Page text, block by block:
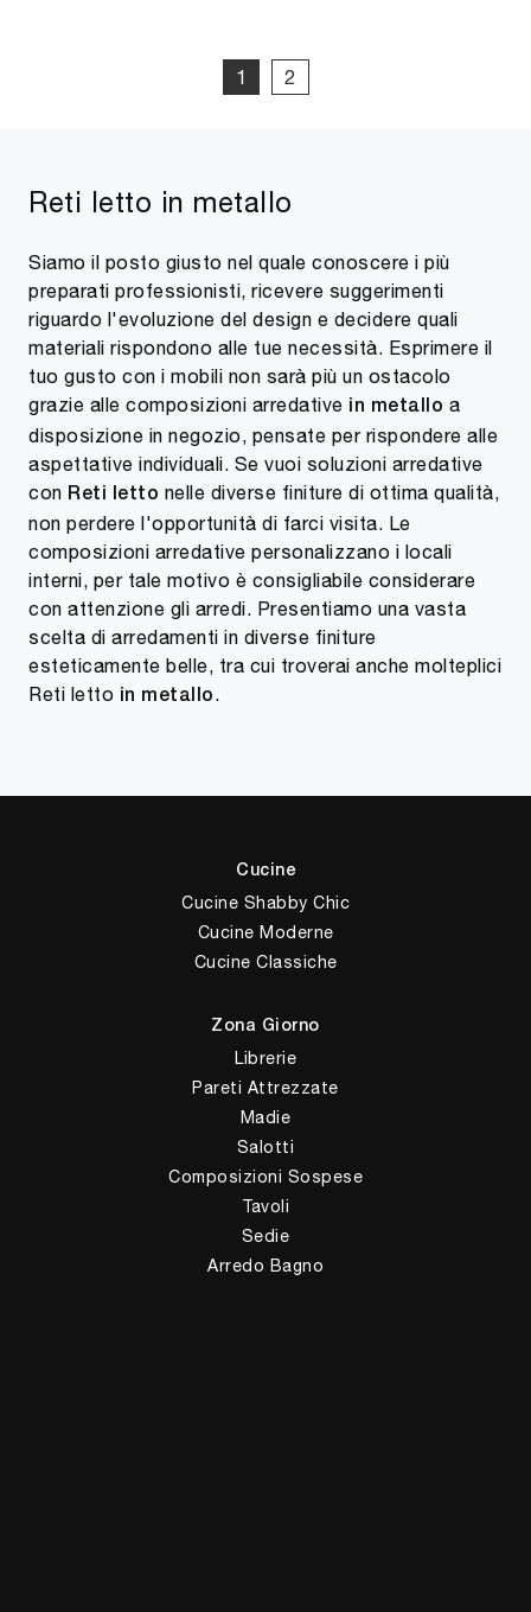
1 2
Reti letto in metallo
Siamo il posto giusto nel quale conoscere i più
preparati professionisti, ricevere suggerimenti
riguardo l'evoluzione del design e decidere quali
materiali rispondono alle tue necessità. Esprimere il
tuo gusto con i mobili non sarà più un ostacolo
grazie alle composizioni arredative in metallo a
disposizione in negozio, pensate per rispondere alle
aspettative individuali. Se vuoi soluzioni arredative
con Reti letto nelle diverse finiture di ottima qualità,
non perdere l'opportunità di farci visita. Le
composizioni arredative personalizzano i locali
interni, per tale motivo è consigliabile considerare
con attenzione gli arredi. Presentiamo una vasta
scelta di arredamenti in diverse finiture
esteticamente belle, tra cui troverai anche molteplici
Reti letto in metallo .
Cucine
Cucine Shabby Chic
Cucine Moderne
Cucine Classiche
Zona Giorno
Librerie
Pareti Attrezzate
Madie
Salotti
Composizioni Sospese
Tavoli
Sedie
Arredo Bagno